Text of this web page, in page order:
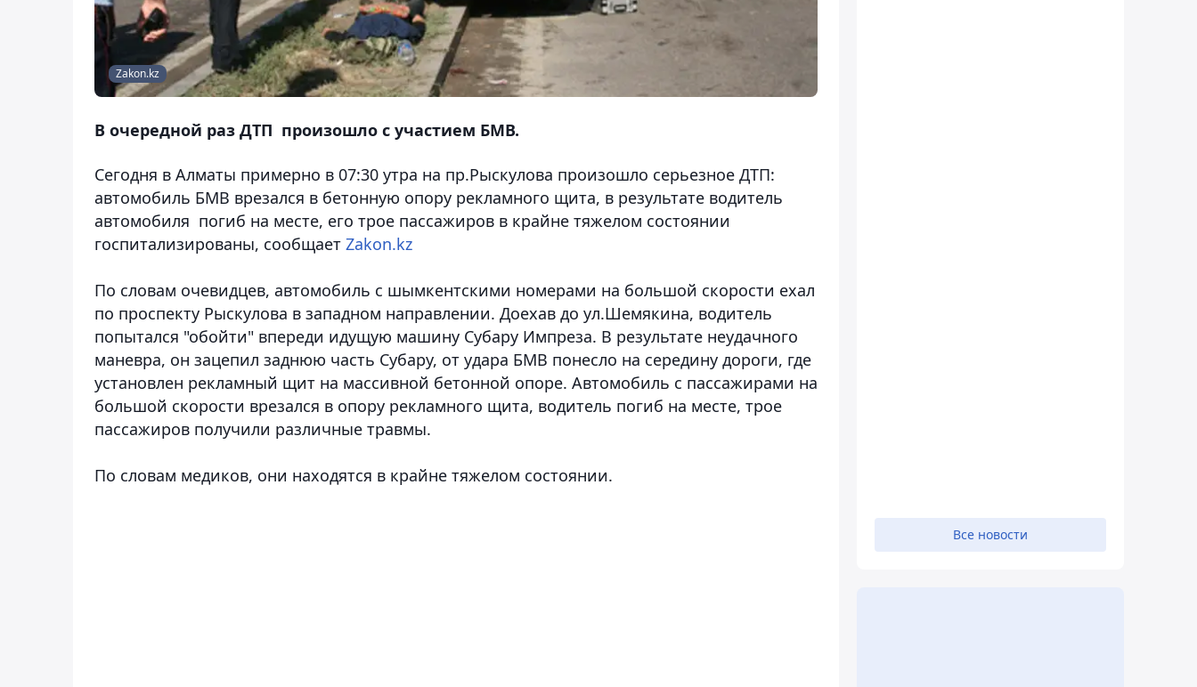
Zakon.kz
В очередной раз ДТП произошло с участием БМВ.
Сегодня в Алматы примерно в 07:30 утра на пр.Рыскулова произошло серьезное ДТП:
автомобиль БМВ врезался в бетонную опору рекламного щита, в результате водитель
автомобиля погиб на месте, его трое пассажиров в крайне тяжелом состоянии
госпитализированы, сообщает Zakon.kz
По словам очевидцев, автомобиль с шымкентскими номерами на большой скорости ехал
по проспекту Рыскулова в западном направлении. Доехав до ул.Шемякина, водитель
попытался "обойти" впереди идущую машину Субару Импреза. В результате неудачного
маневра, он зацепил заднюю часть Субару, от удара БМВ понесло на середину дороги, где
установлен рекламный щит на массивной бетонной опоре. Автомобиль с пассажирами на
большой скорости врезался в опору рекламного щита, водитель погиб на месте, трое
пассажиров получили различные травмы.
По словам медиков, они находятся в крайне тяжелом состоянии.
Все новости